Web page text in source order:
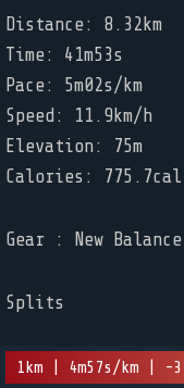
Distance: 8.32km
Time: 41m53s
Pace: 5m02s/km
Speed: 11.9km/h
Elevation: 75m
Calories: 775.7cal
Gear : New
Splits
1km | 4m57s/km | -